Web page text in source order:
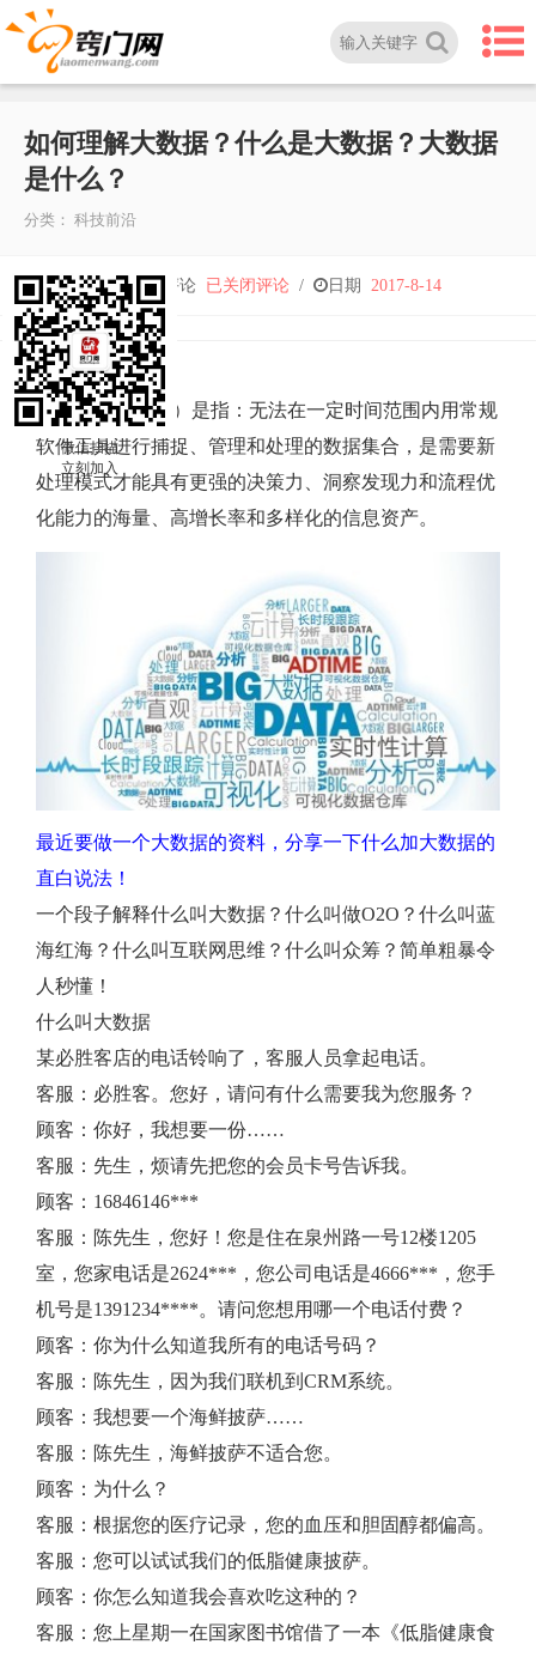
如何理解大数据？什么是大数据？大数据
是什么？
分类： 科技前沿
人气5,064/ 评论 如
理
大
据？
什
么
数
大
数
是
什
已关闭评论 / 日期 2017-8-14
大数据（big data）是指：无法在一定时间范围内用常规
软件工具进行捕捉、管理和处理的数据集合，是需要新
处理模式才能具有更强的决策力、洞察发现力和流程优
化能力的海量、高增长率和多样化的信息资产。
最近要做一个大数据的资料，分享一下什么加大数据的
直白说法！
一个段子解释什么叫大数据？什么叫做O2O？什么叫蓝
海红海？什么叫互联网思维？什么叫众筹？简单粗暴令
人秒懂！
什么叫大数据
某必胜客店的电话铃响了，客服人员拿起电话。
客服：必胜客。您好，请问有什么需要我为您服务？
顾客：你好，我想要一份……
客服：先生，烦请先把您的会员卡号告诉我。
顾客：16846146***
客服：陈先生，您好！您是住在泉州路一号12楼1205
室，您家电话是2624***，您公司电话是4666***，您手
机号是1391234****。请问您想用哪一个电话付费？
顾客：你为什么知道我所有的电话号码？
客服：陈先生，因为我们联机到CRM系统。
顾客：我想要一个海鲜披萨……
客服：陈先生，海鲜披萨不适合您。
顾客：为什么？
客服：根据您的医疗记录，您的血压和胆固醇都偏高。
客服：您可以试试我们的低脂健康披萨。
顾客：你怎么知道我会喜欢吃这种的？
客服：您上星期一在国家图书馆借了一本《低脂健康食
微信扫描
立刻加入